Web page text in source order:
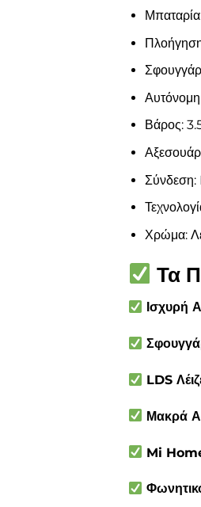
Βάρος:
Χρώμα:
Τα
Ισχυρή
LDS
Μακρά
Mi